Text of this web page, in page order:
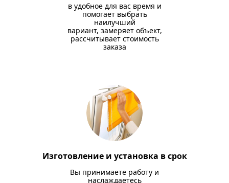
в удобное для вас время и
помогает выбрать
наилучший
вариант, замеряет объект,
рассчитывает стоимость
заказа
Изготовление и установка в срок
Вы принимаете работу и
наслаждаетесь